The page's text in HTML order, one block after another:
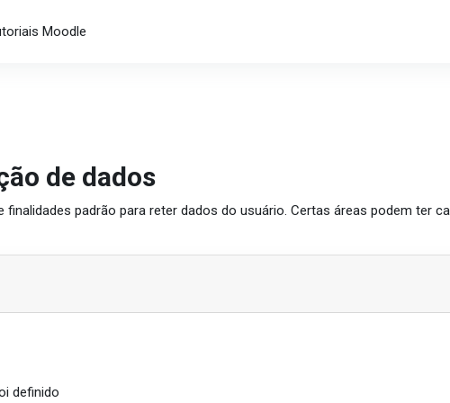
Moodle
de dados
padrão para reter dados do usuário. Certas áreas podem ter
definido